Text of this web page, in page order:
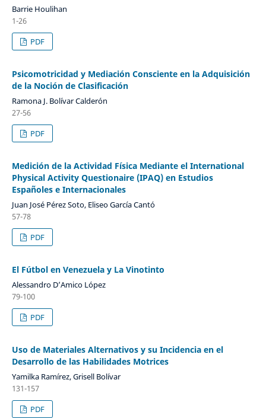
Barrie Houlihan
1-26
PDF
Psicomotricidad y Mediación Consciente en la Adquisición
de la Noción de Clasificación
Ramona J. Bolívar Calderón
27-56
PDF
Medición de la Actividad Física Mediante el International
Physical Activity Questionaire (IPAQ) en Estudios
Españoles e Internacionales
Juan José Pérez Soto, Eliseo García Cantó
57-78
PDF
El Fútbol en Venezuela y La Vinotinto
Alessandro D’Amico López
79-100
PDF
Uso de Materiales Alternativos y su Incidencia en el
Desarrollo de las Habilidades Motrices
Yamilka Ramírez, Grisell Bolívar
131-157
PDF